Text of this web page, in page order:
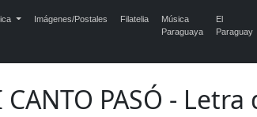
Imágenes/Postales Filatelia
Música
Paraguaya
El
Paraguay
CANTO PASÓ -